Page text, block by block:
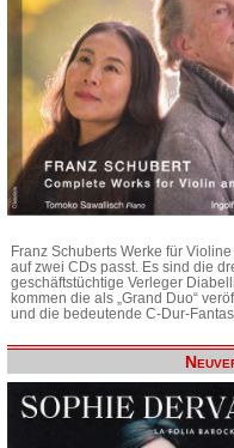
Franz Schuberts Werke für
auf zwei CDs passt. Es sind die
geschäftstüchtige Verleger
kommen die als „Grand Duo“
und die bedeutende C-Dur-